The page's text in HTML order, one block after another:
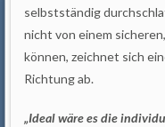
selbstständig
nicht von einem
können, zeichnet sich
Richtung ab.
„Ideal wäre es die